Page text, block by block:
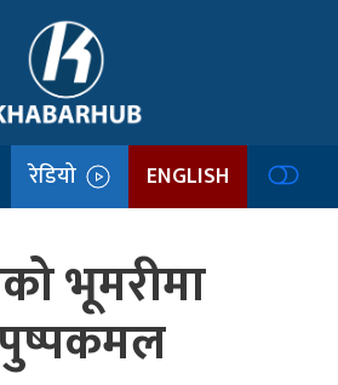
रेडियो ENGLISH
भूमरीमा